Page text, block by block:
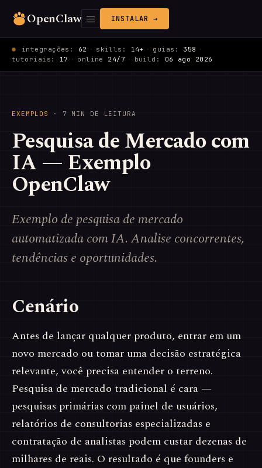
OpenClaw INSTALAR →
integrações: 62 · skills: 14+ · guias: 358 ·
tutoriais: 17 · online 24/7 · build: 06 ago 2026
EXEMPLOS · 7 MIN DE LEITURA
Pesquisa de Mercado com
IA — Exemplo
OpenClaw
Exemplo de pesquisa de mercado
automatizada com IA. Analise concorrentes,
tendências e oportunidades.
Cenário
Antes de lançar qualquer produto, entrar em um
novo mercado ou tomar uma decisão estratégica
relevante, você precisa entender o terreno.
Pesquisa de mercado tradicional é cara —
pesquisas primárias com painel de usuários,
relatórios de consultorias especializadas e
contratação de analistas podem custar dezenas de
milhares de reais. O resultado é que founders e